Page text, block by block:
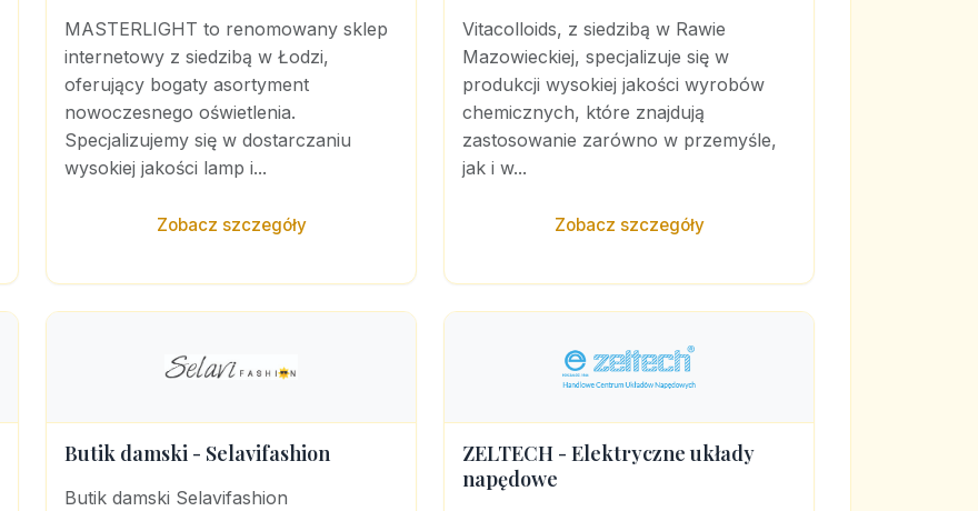
MASTERLIGHT to renomowany sklep
internetowy z siedzibą w Łodzi,
oferujący bogaty asortyment
nowoczesnego oświetlenia.
Specjalizujemy się w dostarczaniu
wysokiej jakości lamp i...
Zobacz szczegóły
Vitacolloids, z siedzibą w Rawie
Mazowieckiej, specjalizuje się w
produkcji wysokiej jakości wyrobów
chemicznych, które znajdują
zastosowanie zarówno w przemyśle,
jak i w...
Zobacz szczegóły
Butik damski - Selavifashion
Butik damski Selavifashion
ZELTECH - Elektryczne układy
napędowe